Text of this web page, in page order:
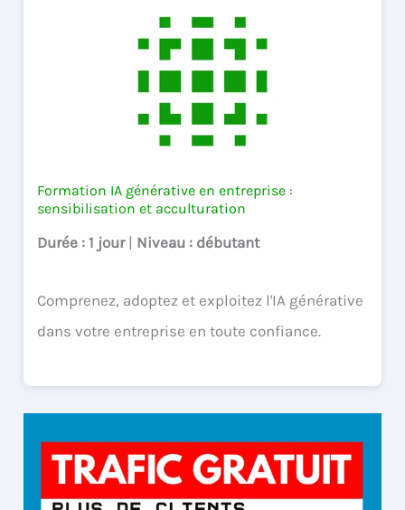
Formation IA générative en entreprise :
sensibilisation et acculturation
Durée : 1 jour | Niveau : débutant
Comprenez, adoptez et exploitez l'IA générative
dans votre entreprise en toute confiance.